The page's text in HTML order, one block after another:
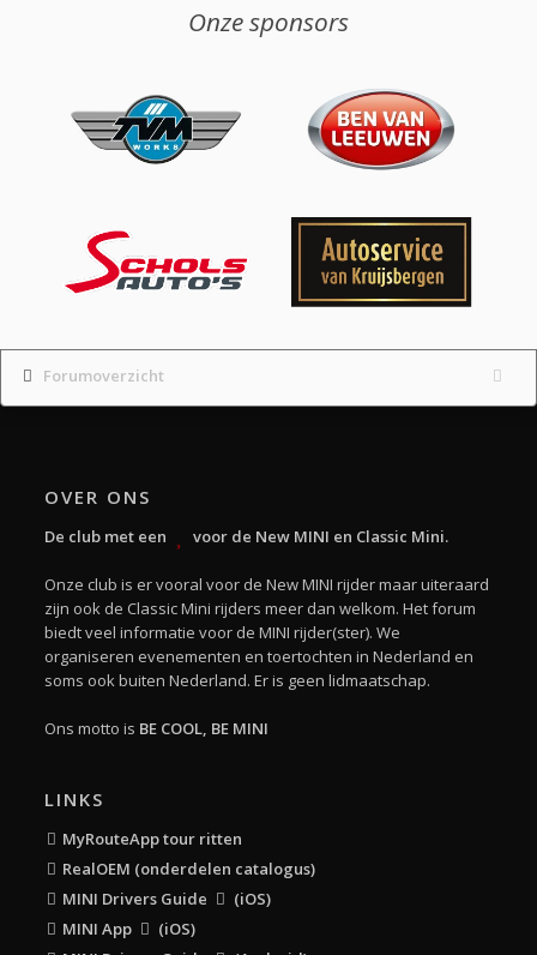
Onze sponsors
Forumoverzicht
OVER ONS
De club met een voor de New MINI en Classic Mini.
Onze club is er vooral voor de New MINI rijder maar uiteraard
zijn ook de Classic Mini rijders meer dan welkom. Het forum
biedt veel informatie voor de MINI rijder(ster). We
organiseren evenementen en toertochten in Nederland en
soms ook buiten Nederland. Er is geen lidmaatschap.
Ons motto is BE COOL, BE MINI
LINKS
MyRouteApp tour ritten
RealOEM (onderdelen catalogus)
MINI Drivers Guide
(iOS)
MINI App
(iOS)